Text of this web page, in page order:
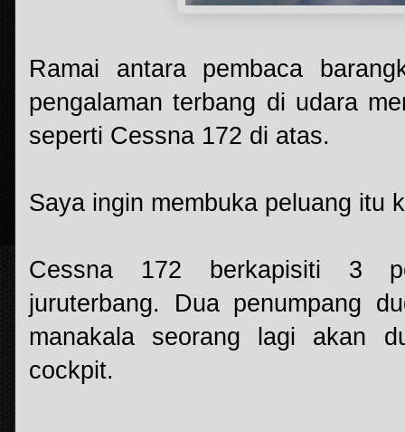
Ramai antara pembaca
pengalaman terbang di udara
seperti Cessna 172 di atas.
Saya ingin membuka peluang itu
Cessna 172 berkapisiti 3
juruterbang. Dua penumpang
manakala seorang lagi akan
cockpit.